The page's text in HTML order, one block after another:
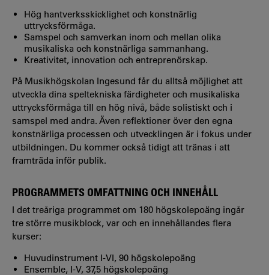
Hög hantverksskicklighet och konstnärlig
uttrycksförmåga.
Samspel och samverkan inom och mellan olika
musikaliska och konstnärliga sammanhang.
Kreativitet, innovation och entreprenörskap.
På Musikhögskolan Ingesund får du alltså möjlighet att
utveckla dina speltekniska färdigheter och musikaliska
uttrycksförmåga till en hög nivå, både solistiskt och i
samspel med andra. Även reflektioner över den egna
konstnärliga processen och utvecklingen är i fokus under
utbildningen. Du kommer också tidigt att tränas i att
framträda inför publik.
PROGRAMMETS OMFATTNING OCH INNEHÅLL
I det treåriga programmet om 180 högskolepoäng ingår
tre större musikblock, var och en innehållandes flera
kurser:
Huvudinstrument I-VI, 90 högskolepoäng
Ensemble, I-V, 37,5 högskolepoäng